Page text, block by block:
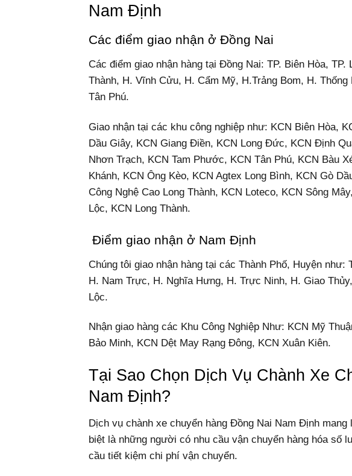
Nam Định
Các điểm giao nhận ở Đồng Nai
Các điểm giao nhận hàng tại Đồng Nai: TP. Biên Hòa,
Thành, H. Vĩnh Cửu, H. Cẩm Mỹ, H.Trảng Bom, H.
Tân Phú.
Giao nhận tại các khu công nghiệp như: KCN Biên Hòa,
Dầu Giây, KCN Giang Điền, KCN Long Đức, KCN Định
Nhơn Trạch, KCN Tam Phước, KCN Tân Phú, KCN Bàu
Khánh, KCN Ông Kèo, KCN Agtex Long Bình, KCN Gò
Công Nghệ Cao Long Thành, KCN Loteco, KCN Sông
Lộc, KCN Long Thành.
Điểm giao nhận ở Nam Định
Chúng tôi giao nhận hàng tại các Thành Phố, Huyện
H. Nam Trực, H. Nghĩa Hưng, H. Trực Ninh, H. Giao
Lộc.
Nhận giao hàng các Khu Công Nghiệp Như: KCN Mỹ
Bảo Minh, KCN Dệt May Rạng Đông, KCN Xuân Kiên.
Tại Sao Chọn Dịch Vụ Chành Xe
Nam Định?
Dịch vụ chành xe chuyển hàng Đồng Nai Nam Định
biệt là những người có nhu cầu vận chuyển hàng hóa số
cầu tiết kiệm chi phí vận chuyển.